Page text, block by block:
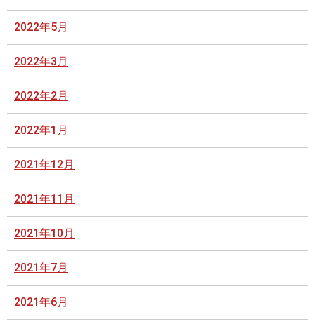
2022年5月
2022年3月
2022年2月
2022年1月
2021年12月
2021年11月
2021年10月
2021年7月
2021年6月